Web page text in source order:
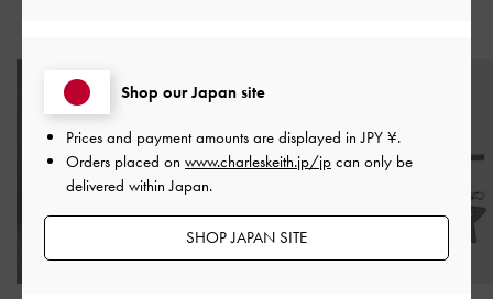
Shop our Japan site
Prices and payment amounts are displayed inJPY ¥.
Orders placed on www.charleskeith.jp/jp can only be
delivered within Japan.
SHOP JAPAN SITE